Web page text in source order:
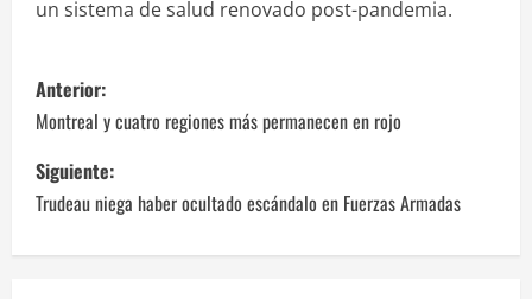
un sistema de salud renovado post-pandemia.
N
a
v
e
Anterior:
Montreal y cuatro regiones más permanecen en rojo
Siguiente:
Trudeau niega haber ocultado escándalo en Fuerzas Armadas